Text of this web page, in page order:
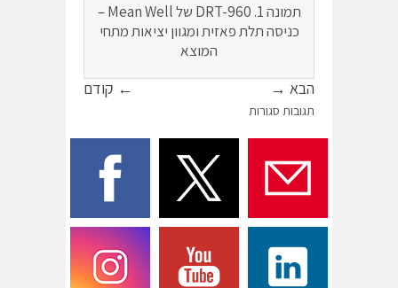
תמונה 1. DRT-960 של Mean Well –
כניסה תלת פאזית ומגוון יציאות מתחי
המוצא
← קודם הבא →
תגובות סגורות